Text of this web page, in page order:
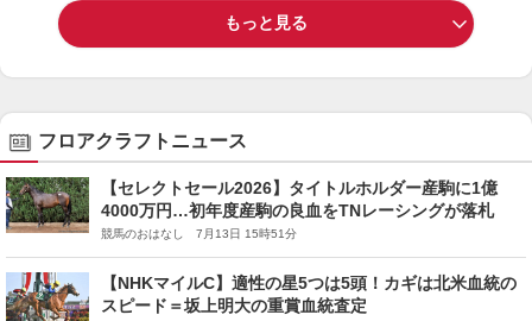
もっと見る
フロアクラフトニュース
【セレクトセール2026】タイトルホルダー産駒に1億
4000万円…初年度産駒の良血をTNレーシングが落札
競馬のおはなし 7月13日 15時51分
【NHKマイルC】適性の星5つは5頭！カギは北米血統の
スピード＝坂上明大の重賞血統査定